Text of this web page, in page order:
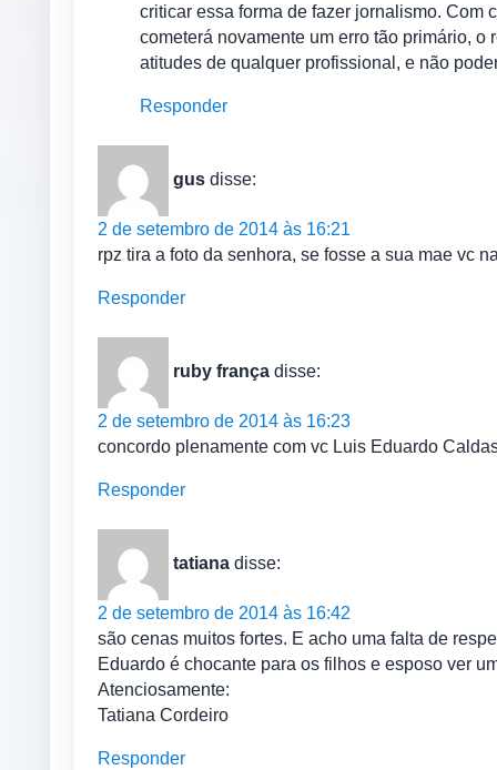
criticar essa forma de fazer jornalismo. Com
cometerá novamente um erro tão primário,
atitudes de qualquer profissional, e não
Responder
gus disse:
2 de setembro de 2014 às 16:21
rpz tira a foto da senhora, se fosse a sua mae vc
Responder
ruby frança disse:
2 de setembro de 2014 às 16:23
concordo plenamente com vc Luis Eduardo
Responder
tatiana disse:
2 de setembro de 2014 às 16:42
são cenas muitos fortes. E acho uma falta de
Eduardo é chocante para os filhos e esposo ver
Atenciosamente:
Tatiana Cordeiro
Responder